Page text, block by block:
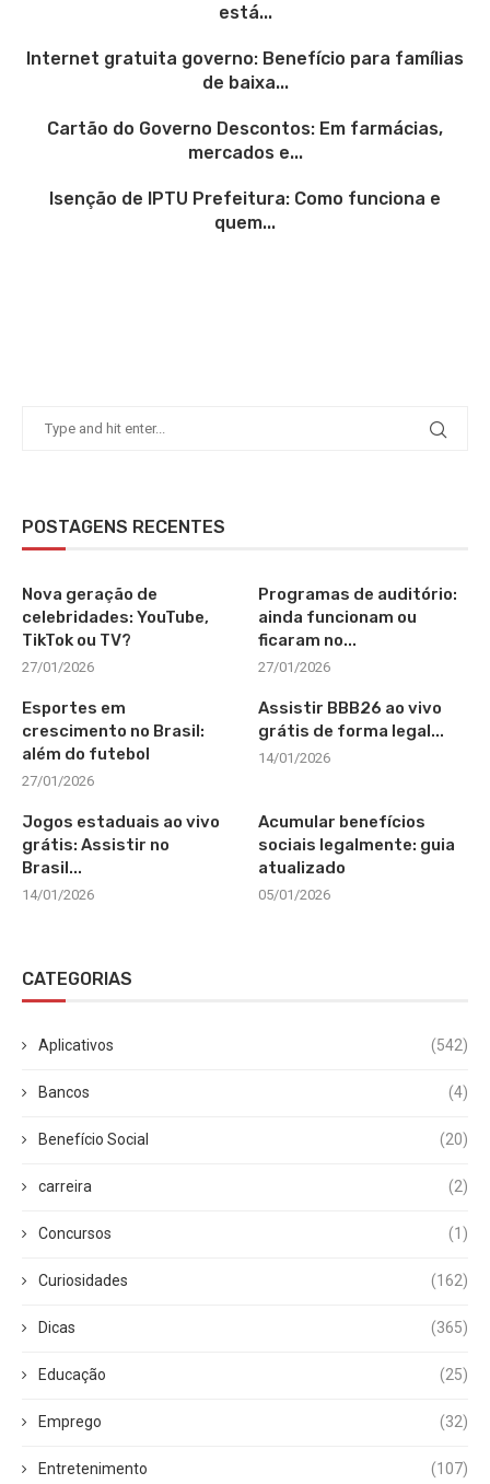
está...
Internet gratuita governo: Benefício para famílias
de baixa...
Cartão do Governo Descontos: Em farmácias,
mercados e...
Isenção de IPTU Prefeitura: Como funciona e
quem...
POSTAGENS RECENTES
Nova geração de
celebridades: YouTube,
TikTok ou TV?
27/01/2026
Programas de auditório:
ainda funcionam ou
ficaram no...
27/01/2026
Esportes em
crescimento no Brasil:
além do futebol
27/01/2026
Assistir BBB26 ao vivo
grátis de forma legal...
14/01/2026
Jogos estaduais ao vivo
grátis: Assistir no
Brasil...
14/01/2026
Acumular benefícios
sociais legalmente: guia
atualizado
05/01/2026
CATEGORIAS
Aplicativos (542)
Bancos (4)
Benefício Social (20)
carreira (2)
Concursos (1)
Curiosidades (162)
Dicas (365)
Educação (25)
Emprego (32)
Entretenimento (107)